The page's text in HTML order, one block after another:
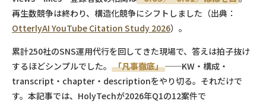
再生数競争は終わり、構造化競争にシフトしました（出典：
OtterlyAI YouTube Citation Study 2026）。
累計250社のSNS運用代行を回してきた現場で、答えは拍子抜け
するほどシンプルでした。 「凡事徹底」──KW・構成・
transcript・chapter・descriptionをやり切る。それだけで
す。本記事では、HolyTechが2026年Q1の12案件で